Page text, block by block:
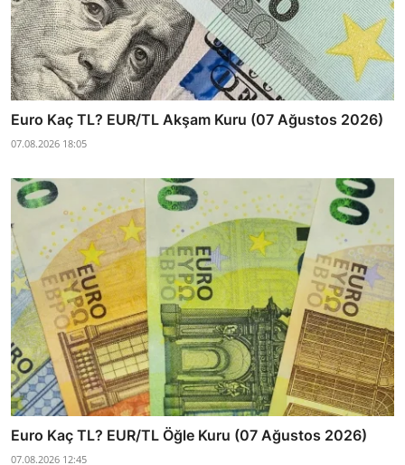
Euro Kaç TL? EUR/TL Akşam Kuru (07 Ağustos 2026)
07.08.2026 18:05
Euro Kaç TL? EUR/TL Öğle Kuru (07 Ağustos 2026)
07.08.2026 12:45